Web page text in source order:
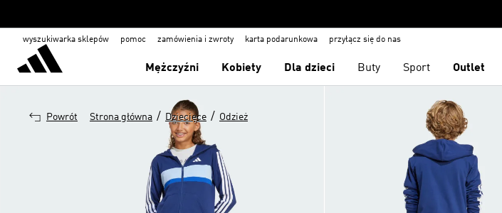
wyszukiwarka sklepów pomoc zamówienia i zwroty karta podarunkowa przyłącz się do nas
Mężczyźni Kobiety Dla dzieci Buty Sport Outlet
Powrót Strona główna / Dziecięce / Odzież